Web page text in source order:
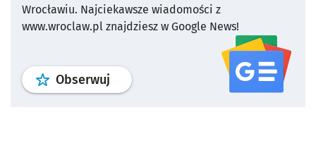
Wrocławiu. Najciekawsze wiadomości z
www.wroclaw.pl znajdziesz w Google News!
Obserwuj profil serwisu